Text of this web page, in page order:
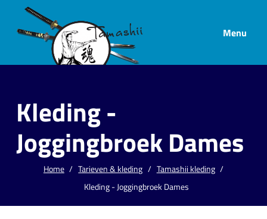
Menu
Home Tarieven & kleding
Tamashii kleding
Kleding - Joggingbroek Dames
Kleding -
Joggingbroek Dames